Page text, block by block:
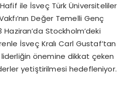
ile İsveç Türk Üniversiteliler
Değer Temelli Genç
Haziran’da Stockholm’deki
İsveç Kralı Carl Gustaf’tan
önemine dikkat çeken
yetiştirilmesi hedefleniyor.